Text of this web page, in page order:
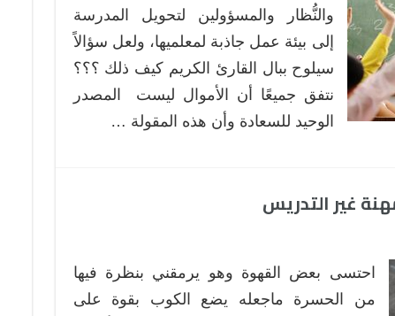
والنُّظار والمسؤولين لتحويل المدرسة
إلى بيئة عمل جاذبة لمعلميها، ولعل سؤالاً
سيلوح ببال القارئ الكريم كيف ذلك ؟؟؟
نتفق جميعًا أن الأموال ليست المصدر
الوحيد للسعادة وأن هذه المقولة …
احتسى بعض القهوة وهو يرمقني بنظرة فيها
من الحسرة ماجعله يضع الكوب بقوة على